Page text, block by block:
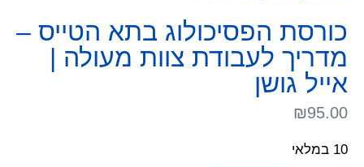
כורסת הפסיכולוג בתא הטייס –
מדריך לעבודת צוות מעולה |
אייל גושן
₪95.00
10 במלאי